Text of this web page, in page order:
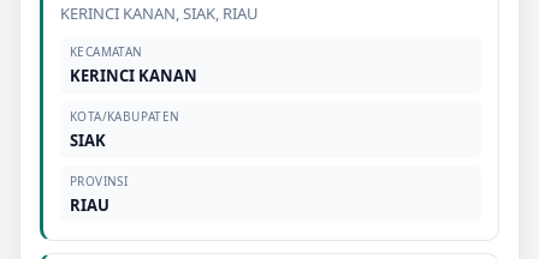
KERINCI KANAN,SIAK, RIAU
KECAMATAN
KERINCI KANAN
KOTA/KABUPATEN
SIAK
PROVINSI
RIAU